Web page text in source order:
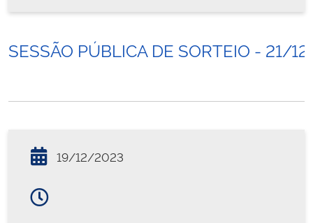
SESSÃO PÚBLICA DE SORTEIO - 21/
19/12/2023